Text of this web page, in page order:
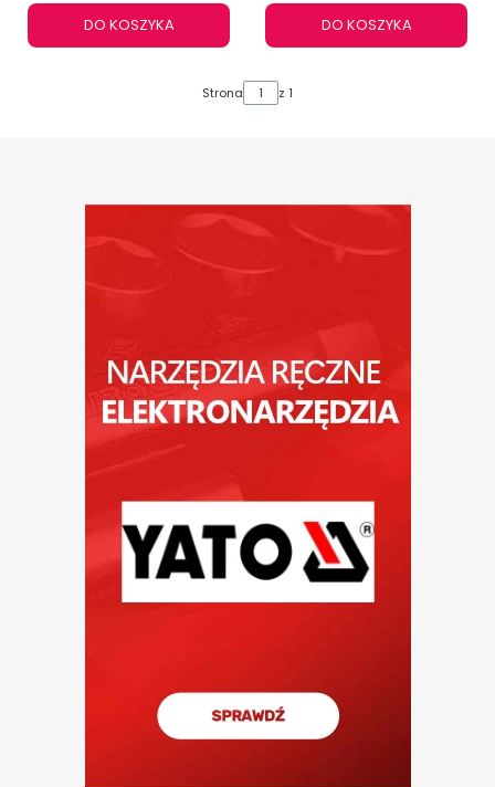
DO KOSZYKA DO KOSZYKA
Strona z 1